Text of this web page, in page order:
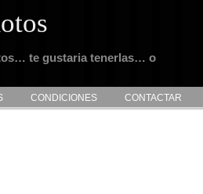
te gustaria tenerlas… o
CONDICIONES CONTACTAR